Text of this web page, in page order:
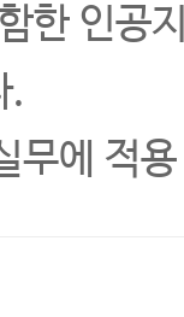
한 인공
.
무에 적